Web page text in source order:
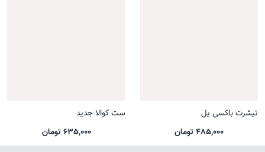
تیشرت باکسی یل
485,000 تومان
ست کوالا جدید
635,000 تومان